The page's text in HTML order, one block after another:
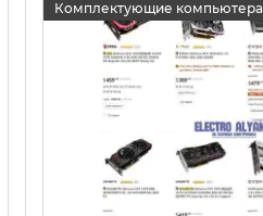
Комплектующие компьютера